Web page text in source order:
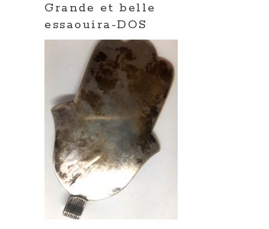
Grande et belle
essaouira-DOS